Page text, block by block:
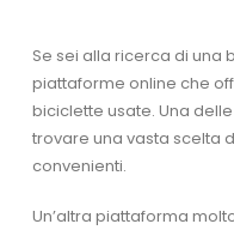
Se sei alla ricerca di una
piattaforme online che
biciclette usate. Una
trovare una vasta scelta
convenienti.
Un’altra piattaforma